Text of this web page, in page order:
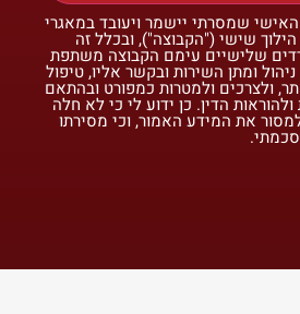
האישי שמסרתי יישמר ויעובד במאגרי
שישי ("הקבוצה"), ובכלל זה
שלישיים עימם הקבוצה משתפת
ומתן השירות ובקשר אליו, טיפול
ולצרכים ולמטרות כמפורט ובהתאם
הדין. כן ידוע לי כי לא חלה
את המידע האמור, וכי מסירתו